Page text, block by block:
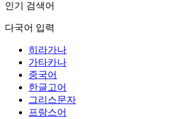
인기 검색어
다국어 입력
히라가나
가타카나
중국어
한글고어
그리스문자
프랑스어